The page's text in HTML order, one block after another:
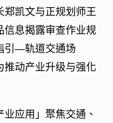
郑凯文与正规划师王
信息揭露审查作业规
引—轨道交通场
推动产业升级与强化
应用」聚焦交通、